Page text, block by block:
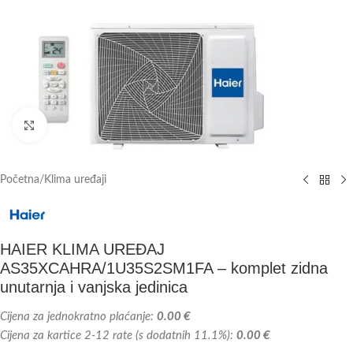
Kliknite za veću sliku
Početna/ Klima uređaji
HAIER KLIMA UREĐAJ
AS35XCAHRA/1U35S2SM1FA – komplet zidna
unutarnja i vanjska jedinica
Cijena za jednokratno plaćanje: 0.00 €
Cijena za kartice 2-12 rate (s dodatnih 11.1%): 0.00 €